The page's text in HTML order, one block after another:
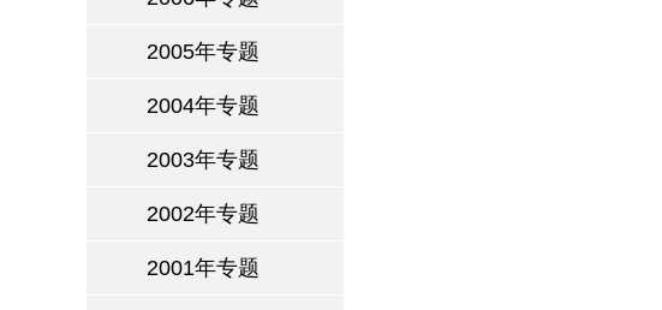
2005年专题
2004年专题
2003年专题
2002年专题
2001年专题